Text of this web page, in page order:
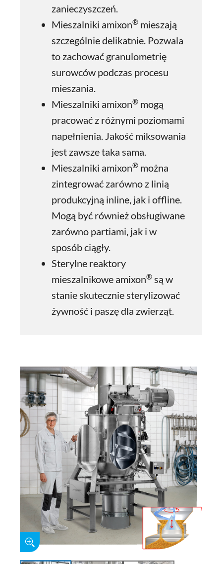
zanieczyszczeń.
Mieszalniki amixon® mieszają
szczególnie delikatnie. Pozwala
to zachować granulometrię
surowców podczas procesu
mieszania.
Mieszalniki amixon® mogą
pracować z różnymi poziomami
napełnienia. Jakość miksowania
jest zawsze taka sama.
Mieszalniki amixon® można
zintegrować zarówno z linią
produkcyjną inline, jak i offline.
Mogą być również obsługiwane
zarówno partiami, jak i w
sposób ciągły.
Sterylne reaktory
mieszalnikowe amixon® są w
stanie skutecznie sterylizować
żywność i paszę dla zwierząt.